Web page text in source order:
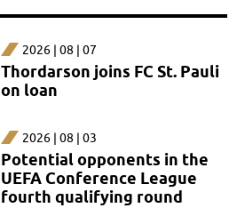
2026 | 08 | 07
Thordarson joins FC St. Pauli
on loan
2026 | 08 | 03
Potential opponents in the
UEFA Conference League
fourth qualifying round